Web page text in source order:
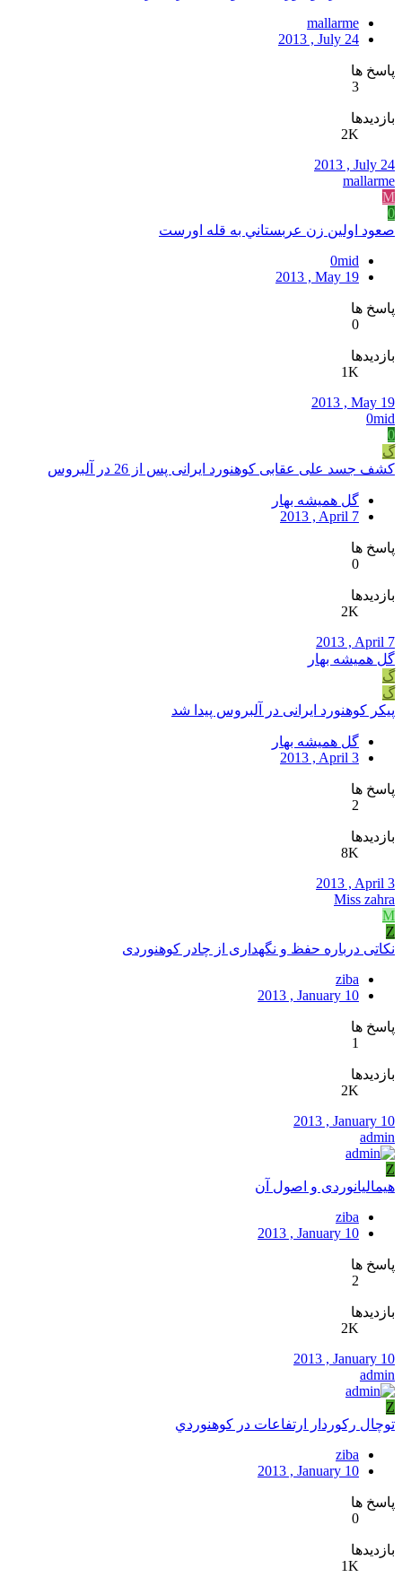
mallarme
2013 , July 24
پاسخ ها
3
بازدیدها
2K
2013 , July 24
mallarme
M
0
صعود اولين زن عربستاني به قله اورست
0mid
2013 , May 19
پاسخ ها
0
بازدیدها
1K
2013 , May 19
0mid
0
گ
کشف جسد علی عقابی کوهنورد ایرانی پس از 26 در آلبروس
گل همیشه بهار
2013 , April 7
پاسخ ها
0
بازدیدها
2K
2013 , April 7
گل همیشه بهار
گ
گ
پیکر کوهنورد ایرانی در آلبروس پیدا شد
گل همیشه بهار
2013 , April 3
پاسخ ها
2
بازدیدها
8K
2013 , April 3
Miss zahra
M
Z
نکاتی درباره حفظ و نگهداری از چادر کوهنوردی
ziba
2013 , January 10
پاسخ ها
1
بازدیدها
2K
2013 , January 10
admin
Z
هیمالیانوردی و اصول آن
ziba
2013 , January 10
پاسخ ها
2
بازدیدها
2K
2013 , January 10
admin
Z
توچال ركوردار ارتفاعات در كوهنوردي
ziba
2013 , January 10
پاسخ ها
0
بازدیدها
1K